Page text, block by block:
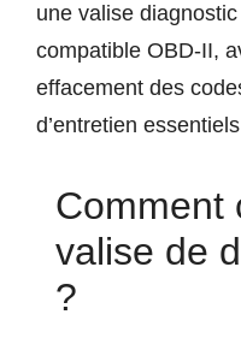
une valise
compatible OBD-II,
effacement des
d’entretien
Comment
valise de
?